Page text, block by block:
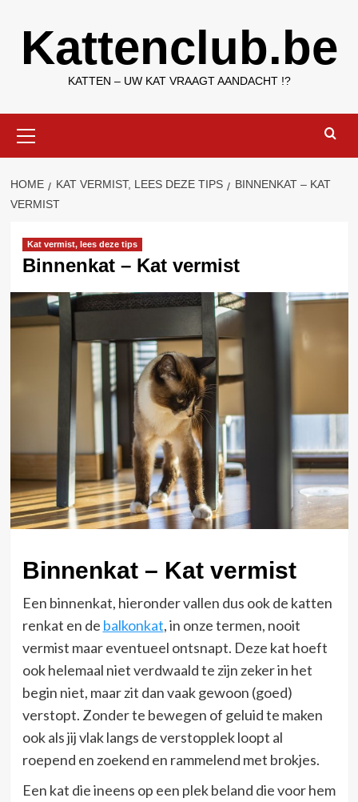
inhoudKattenclub.be
KATTEN – UW KAT VRAAGT AANDACHT !?
menu
HOME KAT VERMIST, LEES DEZE TIPS
BINNENKAT – KAT
VERMIST
Kat vermist, lees deze tips
Binnenkat – Kat vermist
Binnenkat – Kat vermist
Een binnenkat, hieronder vallen dus ook de katten
renkat en de balkonkat, in onze termen, nooit
vermist maar eventueel ontsnapt. Deze kat hoeft
ook helemaal niet verdwaald te zijn zeker in het
begin niet, maar zit dan vaak gewoon (goed)
verstopt. Zonder te bewegen of geluid te maken
ook als jij vlak langs de verstopplek loopt al
roepend en zoekend en rammelend met brokjes.
Een kat die ineens op een plek beland die voor hem